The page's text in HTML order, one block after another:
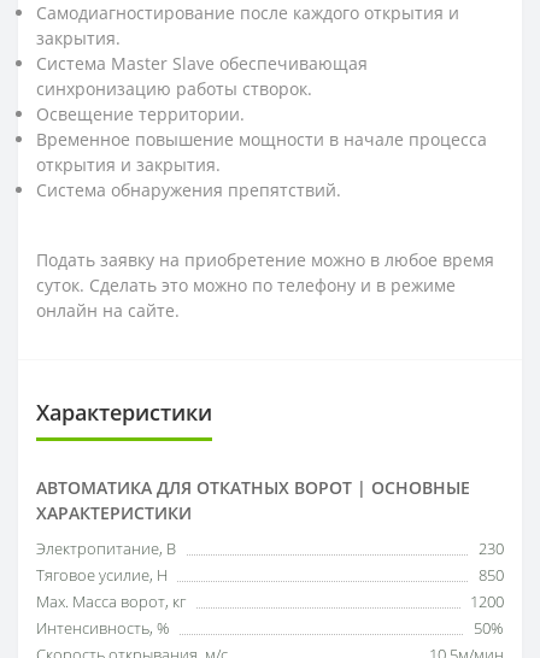
Самодиагностирование после каждого открытия и
закрытия.
Система Master Slave обеспечивающая
синхронизацию работы створок.
Освещение территории.
Временное повышение мощности в начале процесса
открытия и закрытия.
Система обнаружения препятствий.
Подать заявку на приобретение можно в любое время
суток. Сделать это можно по телефону и в режиме
онлайн на сайте.
Характеристики
АВТОМАТИКА ДЛЯ ОТКАТНЫХ ВОРОТ | ОСНОВНЫЕ
ХАРАКТЕРИСТИКИ
Электропитание, В
230
Тяговое усилие, Н
850
Мах. Масса ворот, кг
1200
Интенсивность, %
50%